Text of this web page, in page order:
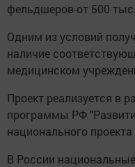
фельдшеров-от 500
Одним из условий
наличие
медицинском
Проект реализуется в
программы РФ
национального
В России